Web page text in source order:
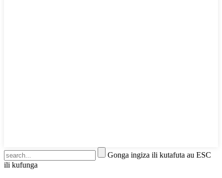
Gonga ingiza ili kutafuta au ESC
ili kufunga